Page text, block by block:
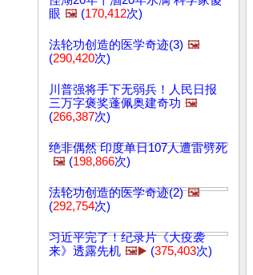
眼 🖼️ (170,412次)
法轮功创造的医学奇迹(3) 🖼️
(290,420次)
川普强将手下无弱兵！人民日报
三万字褒奖蓬佩奥建奇功 🖼️
(266,387次)
绝非偶然 印度单日107人遭雷劈死
🖼️ (198,866次)
法轮功创造的医学奇迹(2) 🖼️
(292,754次)
习近平完了！纪录片《大疫袭
来》透露先机 🖼️▶️ (375,403次)